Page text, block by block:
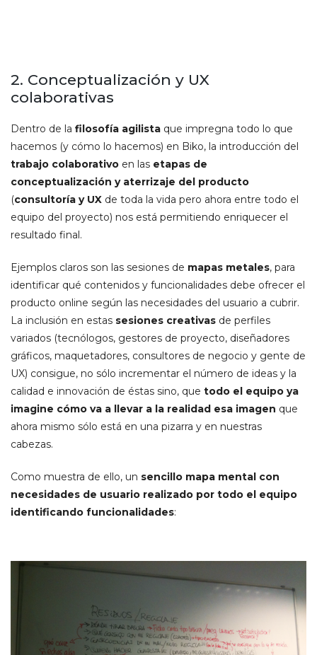
2. Conceptualización y UX
colaborativas
Dentro de la filosofía agilista que impregna todo lo que
hacemos (y cómo lo hacemos) en Biko, la introducción del
trabajo colaborativo en las etapas de
conceptualización y aterrizaje del producto
(consultoría y UX de toda la vida pero ahora entre todo el
equipo del proyecto) nos está permitiendo enriquecer el
resultado final.
Ejemplos claros son las sesiones de mapas metales, para
identificar qué contenidos y funcionalidades debe ofrecer el
producto online según las necesidades del usuario a cubrir.
La inclusión en estas sesiones creativas de perfiles
variados (tecnólogos, gestores de proyecto, diseñadores
gráficos, maquetadores, consultores de negocio y gente de
UX) consigue, no sólo incrementar el número de ideas y la
calidad e innovación de éstas sino, que todo el equipo ya
imagine cómo va a llevar a la realidad esa imagen que
ahora mismo sólo está en una pizarra y en nuestras
cabezas.
Como muestra de ello, un sencillo mapa mental con
necesidades de usuario realizado por todo el equipo
identificando funcionalidades: